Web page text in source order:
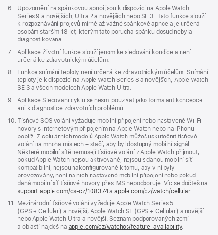
Poznámka
6.
Upozornění na spánkovou apnoi jsou k dispozici na Apple Watch
Series 9 a novějších, Ultra 2 a novějších nebo SE 3. Tato funkce slouží
k rozpoznávání projevů mírné až vážné spánkové apnoe a je určená
osobám starším 18 let, kterým tato porucha spánku dosud nebyla
diagnostikována.
Poznámka
7.
Aplikace Životní funkce slouží jenom ke sledování kondice a není
určená ke zdravotnickým účelům.
Poznámka
8.
Funkce snímání teploty není určená ke zdravotnickým účelům. Snímání
teploty je k dispozici na Apple Watch Series 8 a novějších, Apple Watch
SE 3 a všech modelech Apple Watch Ultra.
Poznámka
9.
Aplikace Sledování cyklu se nesmí používat jako forma antikoncepce
ani k diagnostice zdravotních problémů.
Poznámka
10. Tísňové SOS volání vyžaduje mobilní připojení nebo nastavené Wi‑Fi
hovory s internetovým připojením na Apple Watch nebo na iPhonu
poblíž. Z celulárních modelů Apple Watch můžeš uskutečnit tísňové
volání na mnoha místech – stačí, aby byl dostupný mobilní signál.
Některé mobilní sítě nemusejí tísňové volání z Apple Watch přijmout,
pokud Apple Watch nejsou aktivované, nejsou s danou mobilní sítí
kompatibilní, nejsou nakonfigurované k tomu, aby v ní byly
provozovány, není na nich nastavené mobilní připojení nebo pokud
daná mobilní síť tísňové hovory přes IMS nepodporuje. Víc se dočteš na
support.apple.com/cs-cz/108374 (Otevře
v novém
okně)
aapple.com/cz/watch/cellular.
Poznámka
11. Mezinárodní tísňové volání vyžaduje Apple Watch Series 5
(GPS + Cellular) a novější, Apple Watch SE (GPS + Cellular) a novější
nebo Apple Watch Ultra a novější. Seznam podporovaných zemí
a oblastí najdeš na apple.com/cz/watchos/feature-availability.